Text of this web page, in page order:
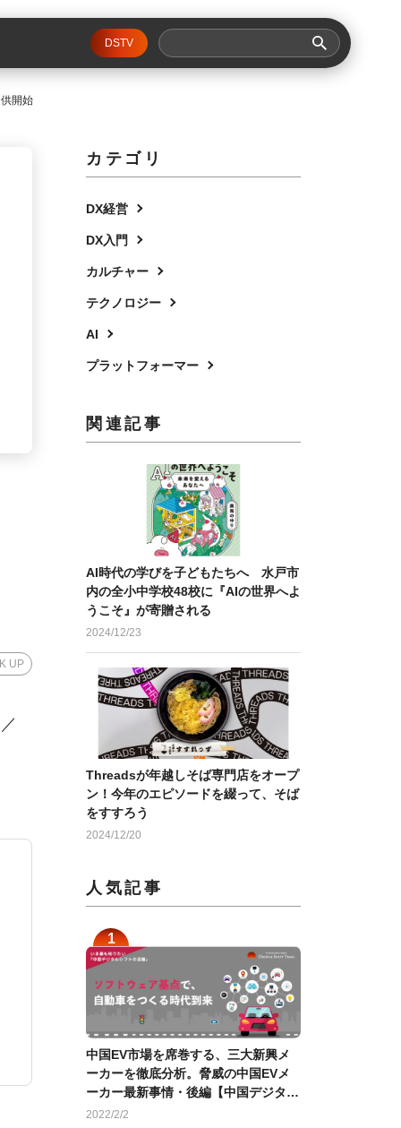
DSTV
開始
UP
カテゴリ
DX経営
DX入門
カルチャー
テクノロジー
AI
プラットフォーマー
関連記事
AI時代の学びを子どもたちへ 水戸市
内の全小中学校48校に『AIの世界へよ
うこそ』が寄贈される
2024/12/23
Threadsが年越しそば専門店をオープ
ン！今年のエピソードを綴って、そば
をすすろう
2024/12/20
人気記事
中国EV市場を席巻する、三大新興メ
ーカーを徹底分析。脅威の中国EVメ
ーカー最新事情・後編【中国デジタル
企業最前線】
2022/2/2